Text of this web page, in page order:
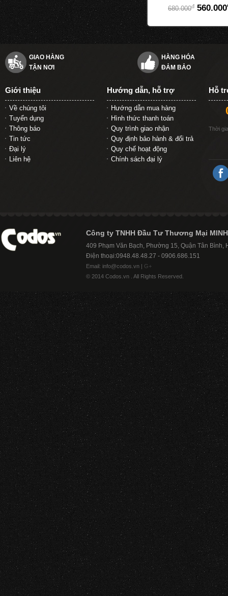
680.000đ 560.000
GIAO HÀNG
TẬN NƠI
HÀNG HÓA
ĐẢM BẢO
Giới thiệu
Về chúng tôi
Tuyển dụng
Thông báo
Tin tức
Đại lý
Liên hệ
Hướng dẫn, hỗ trợ
Hướng dẫn mua hàng
Hình thức thanh toán
Quy trình giao nhận
Quy định bảo hành & đổi trả
Quy chế hoạt động
Chính sách đại lý
Hỗ
Thời
Công ty TNHH Đầu Tư Thương Mại
409 Phạm Văn Bạch, Phường 15, Quận Tân Bình,
Điện thoại:0948.48.48.27 - 0906.686.151
Email: info@codos.vn | G+
© 2014 Codos.vn . All Rights Reserved.